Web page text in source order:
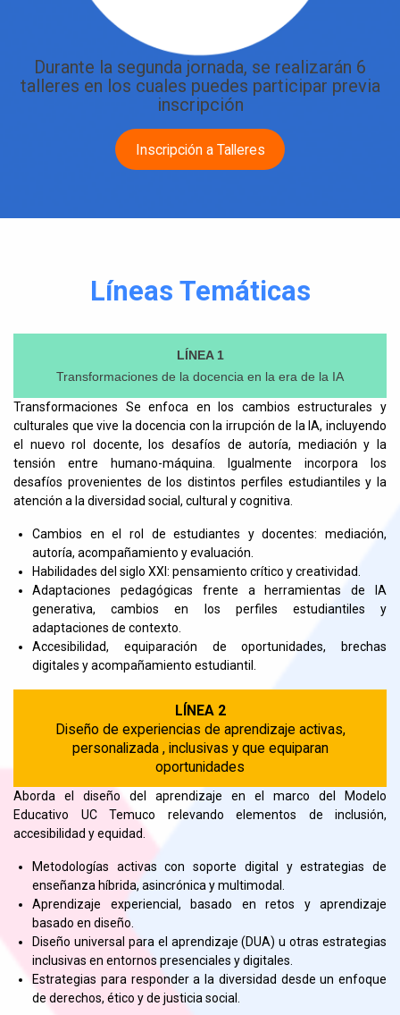
Durante la segunda jornada, se realizarán 6
talleres en los cuales puedes participar previa
inscripción
Inscripción a Talleres
Líneas Temáticas
LÍNEA 1
Transformaciones de la docencia en la era de la IA
Transformaciones Se enfoca en los cambios estructurales y
culturales que vive la docencia con la irrupción de la IA, incluyendo
el nuevo rol docente, los desafíos de autoría, mediación y la
tensión entre humano-máquina. Igualmente incorpora los
desafíos provenientes de los distintos perfiles estudiantiles y la
atención a la diversidad social, cultural y cognitiva.
Cambios en el rol de estudiantes y docentes: mediación,
autoría, acompañamiento y evaluación.
Habilidades del siglo XXI: pensamiento crítico y creatividad.
Adaptaciones pedagógicas frente a herramientas de IA
generativa, cambios en los perfiles estudiantiles y
adaptaciones de contexto.
Accesibilidad, equiparación de oportunidades, brechas
digitales y acompañamiento estudiantil.
LÍNEA 2
Diseño de experiencias de aprendizaje activas,
personalizada , inclusivas y que equiparan
oportunidades
Aborda el diseño del aprendizaje en el marco del Modelo
Educativo UC Temuco relevando elementos de inclusión,
accesibilidad y equidad.
Metodologías activas con soporte digital y estrategias de
enseñanza híbrida, asincrónica y multimodal.
Aprendizaje experiencial, basado en retos y aprendizaje
basado en diseño.
Diseño universal para el aprendizaje (DUA) u otras estrategias
inclusivas en entornos presenciales y digitales.
Estrategias para responder a la diversidad desde un enfoque
de derechos, ético y de justicia social.